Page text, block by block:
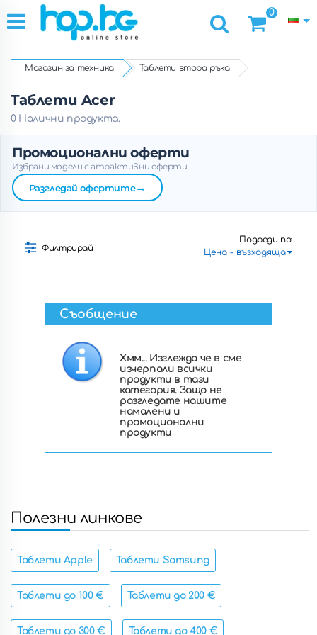
0
Магазин за техника Таблети втора ръка
Таблети Acer
0 Налични продукта.
Промоционални оферти
Избрани модели с атрактивни оферти
Разгледай офертите→
Филтрирай
Подреди по:
Съобщение
Хмм... Изглежда че в сме
изчерпали всички
продукти в тази
категория. Защо не
разгледате нашите
намалени и
промоционални
продукти
Полезни линкове
Таблети Apple Таблети Samsung
Таблети до 100 € Таблети до 200 €
Таблети до 300 € Таблети до 400 €